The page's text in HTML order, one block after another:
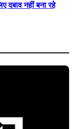
दबाव नहीं बना रहे